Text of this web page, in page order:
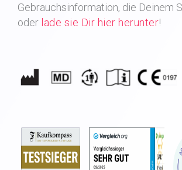
Gebrauchsinformation, die Deinem
oder lade sie Dir hier herunter!